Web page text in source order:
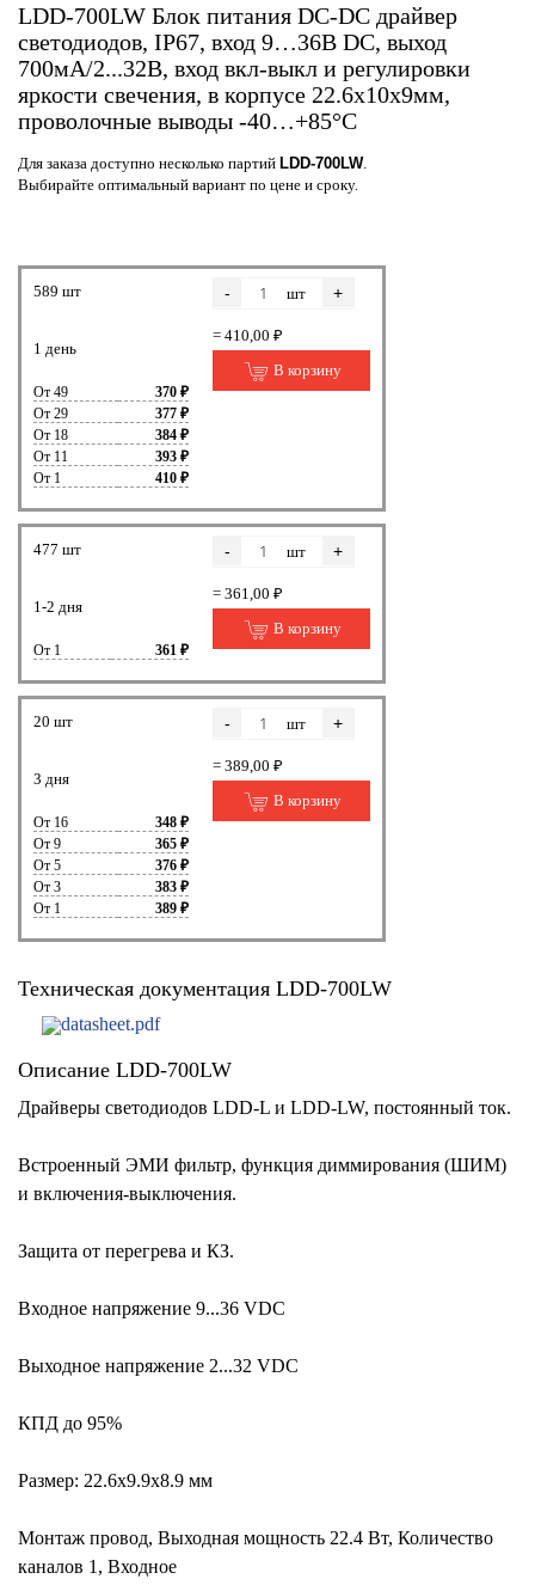
LDD-700LW Блок питания DC-DC драйвер
светодиодов, IP67, вход 9…36В DC, выход
700мА/2...32В, вход вкл-выкл и регулировки
яркости свечения, в корпусе 22.6x10x9мм,
проволочные выводы -40…+85°С
Для заказа доступно несколько партий LDD-700LW.
Выбирайте оптимальный вариант по цене и сроку.
589 шт
1 день
От 49
370 ₽
От 29
377 ₽
От 18
384 ₽
От 11
393 ₽
От 1
410 ₽
- шт +
= 410,00 ₽
В корзину
477 шт
1-2 дня
От 1 361 ₽
- шт +
= 361,00 ₽
В корзину
20 шт
3 дня
От 16
348 ₽
От 9
365 ₽
От 5
376 ₽
От 3
383 ₽
От 1
389 ₽
- шт +
= 389,00 ₽
В корзину
Техническая документация LDD-700LW
datasheet.pdf
Описание LDD-700LW
Драйверы светодиодов LDD-L и LDD-LW, постоянный ток.
Встроенный ЭМИ фильтр, функция диммирования (ШИМ)
и включения-выключения.
Защита от перегрева и КЗ.
Входное напряжение 9...36 VDC
Выходное напряжение 2...32 VDC
КПД до 95%
Размер: 22.6x9.9x8.9 мм
Монтаж провод, Выходная мощность 22.4 Вт, Количество
каналов 1, Входное